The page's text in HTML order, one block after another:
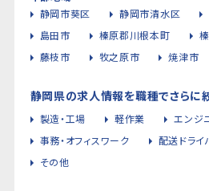
静岡市葵区
静岡市清水区
島田市
榛原郡川根本町
藤枝市
牧之原市 焼津市
静岡県の求人情報を職種でさらに
製造・工場 軽作業
エンジ
事務・オフィスワーク
配送ドライ
その他